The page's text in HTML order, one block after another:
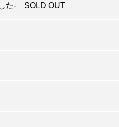
た- SOLD OUT